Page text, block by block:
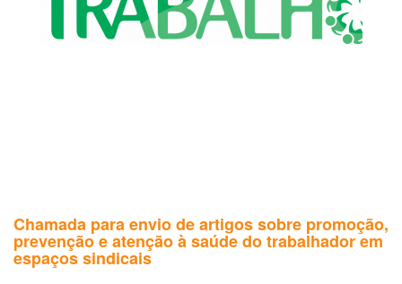
evento
debateram
Chamada para envio de artigos sobre promoção,
prevenção e atenção à saúde do trabalhador em
espaços sindicais